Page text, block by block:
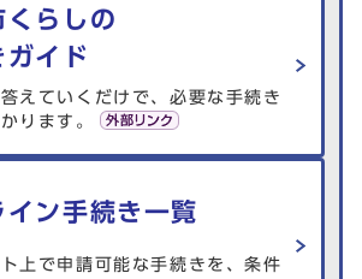
くらしの
ガイド
えていくだけで、必要な手続き
ります。
イン手続き一覧
上で申請可能な手続きを、条件